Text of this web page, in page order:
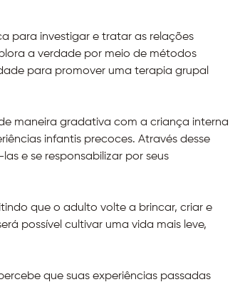
para investigar e tratar as relações
a verdade por meio de métodos
para promover uma terapia grupal
maneira gradativa com a criança interna
infantis precoces. Através desse
e se responsabilizar por seus
que o adulto volte a brincar, criar e
possível cultivar uma vida mais leve,
que suas experiências passadas